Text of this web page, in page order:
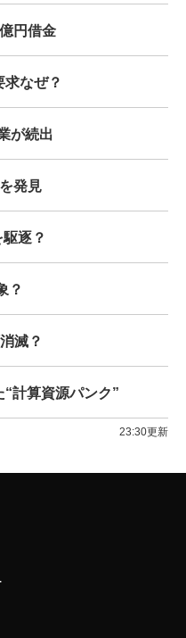
円借金
なぜ？
が続出
発見
逐？
？
滅？
計算資源パンク”
23:30更新